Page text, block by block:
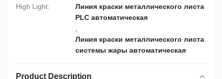
High Light:
Линия краски металлического листа
PLC автоматическая
Линия краски металлического листа
системы жары автоматическая
Product Description